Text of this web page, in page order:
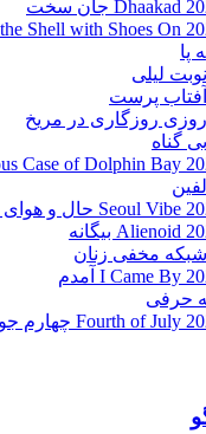
لیلی
آفتاب پرست
روزی روزگاری در مریخ
گناه
شبکه مخفی زنان
حرفی